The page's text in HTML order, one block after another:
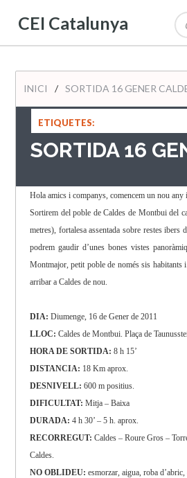
CEI Catalunya
INICI / SORTIDA 16 GENER
ETIQUETES:
SORTIDA 16
Hola amics i companys, comencem un nou
Sortirem del poble de Caldes de Montbui del
metres), fortalesa assentada sobre restes
podrem gaudir d’unes bones vistes
Montmajor, petit poble de només sis
arribar a Caldes de nou.
DIA: Diumenge, 16 de Gener de 2011
LLOC: Caldes de Montbui. Plaça de
HORA DE SORTIDA: 8 h 15’
DISTANCIA: 18 Km aprox.
DESNIVELL: 600 m positius.
DIFICULTAT: Mitja – Baixa
DURADA: 4 h 30’ – 5 h. aprox.
RECORREGUT: Caldes – Roure Gros –
Caldes.
NO OBLIDEU: esmorzar, aigua, roba